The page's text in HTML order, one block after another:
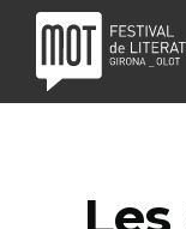
contingut